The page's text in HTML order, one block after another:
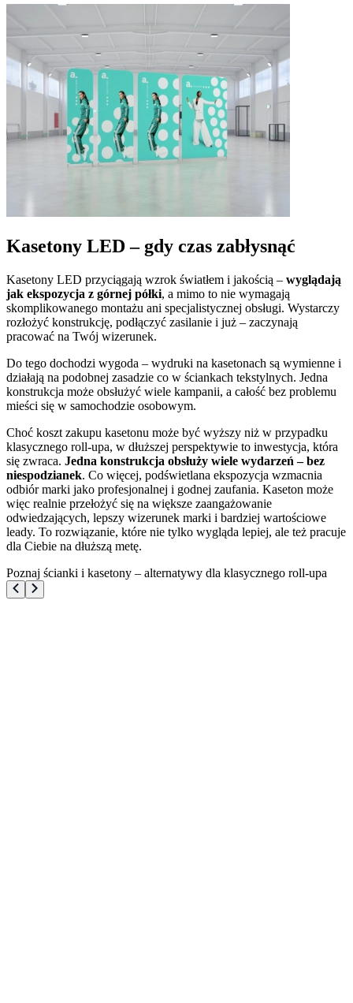
Kasetony LED – gdy czas zabłysnąć
Kasetony LED przyciągają wzrok światłem i jakością – wyglądają
jak ekspozycja z górnej półki, a mimo to nie wymagają
skomplikowanego montażu ani specjalistycznej obsługi. Wystarczy
rozłożyć konstrukcję, podłączyć zasilanie i już – zaczynają
pracować na Twój wizerunek.
Do tego dochodzi wygoda – wydruki na kasetonach są wymienne i
działają na podobnej zasadzie co w ściankach tekstylnych. Jedna
konstrukcja może obsłużyć wiele kampanii, a całość bez problemu
mieści się w samochodzie osobowym.
Choć koszt zakupu kasetonu może być wyższy niż w przypadku
klasycznego roll-upa, w dłuższej perspektywie to inwestycja, która
się zwraca. Jedna konstrukcja obsłuży wiele wydarzeń – bez
niespodzianek. Co więcej, podświetlana ekspozycja wzmacnia
odbiór marki jako profesjonalnej i godnej zaufania. Kaseton może
więc realnie przełożyć się na większe zaangażowanie
odwiedzających, lepszy wizerunek marki i bardziej wartościowe
leady. To rozwiązanie, które nie tylko wygląda lepiej, ale też pracuje
dla Ciebie na dłuższą metę.
Poznaj ścianki i kasetony – alternatywy dla klasycznego roll-upa